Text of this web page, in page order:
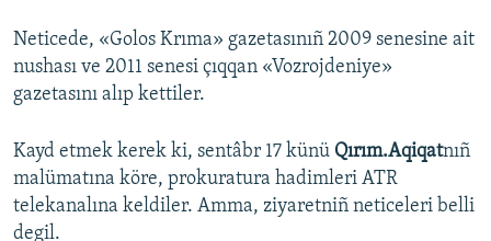
Neticede, «Golos Krıma» gazetasınıñ 2009 senesine ait
nushası ve 2011 senesi çıqqan «Vozrojdeniye»
gazetasını alıp kettiler.
Kayd etmek kerek ki, sentâbr 17 künü Qırım.Aqiqatnıñ
malümatına köre, prokuratura hadimleri ATR
telekanalına keldiler. Amma, ziyaretniñ neticeleri belli
degil.